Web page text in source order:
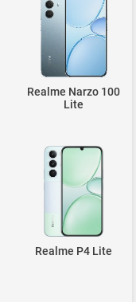
Realme Narzo 100
Lite
Realme P4 Lite